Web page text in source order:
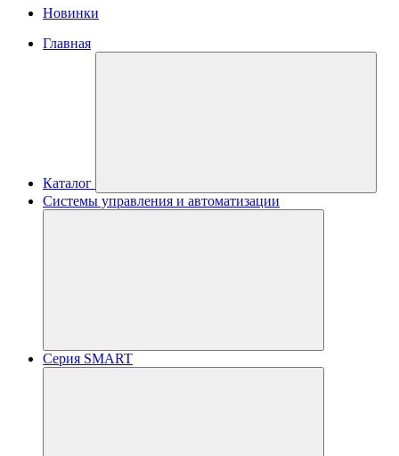
Новинки
Главная
Каталог
Системы управления и автоматизации
Серия SMART